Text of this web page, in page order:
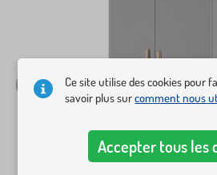
Ce site utilise des cookies pour
savoir plus surcomment nous
Accepter tous les